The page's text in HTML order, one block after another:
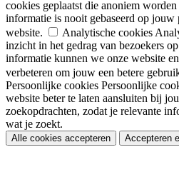
cookies geplaatst die anoniem
informatie is nooit gebaseerd op jouw
website.
Analytische cookies
inzicht in het gedrag van bezoekers
informatie kunnen we onze website
verbeteren om jouw een betere
Persoonlijke cookies Persoonlijke
website beter te laten aansluiten bij
zoekopdrachten, zodat je relevante
wat je zoekt.
Alle cookies accepteren Accepteren